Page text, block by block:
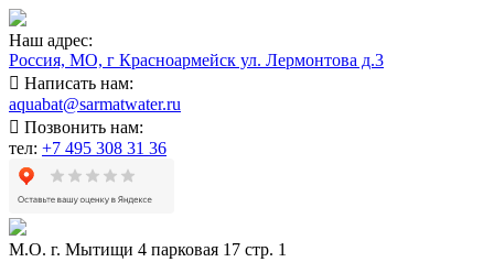
Наш адрес:
Россия, МО, г Красноармейск ул. Лермонтова д.3
Написать нам:
aquabat@sarmatwater.ru
Позвонить нам:
тел: +7 495 308 31 36
М.О. г. Мытищи 4 парковая 17 стр. 1